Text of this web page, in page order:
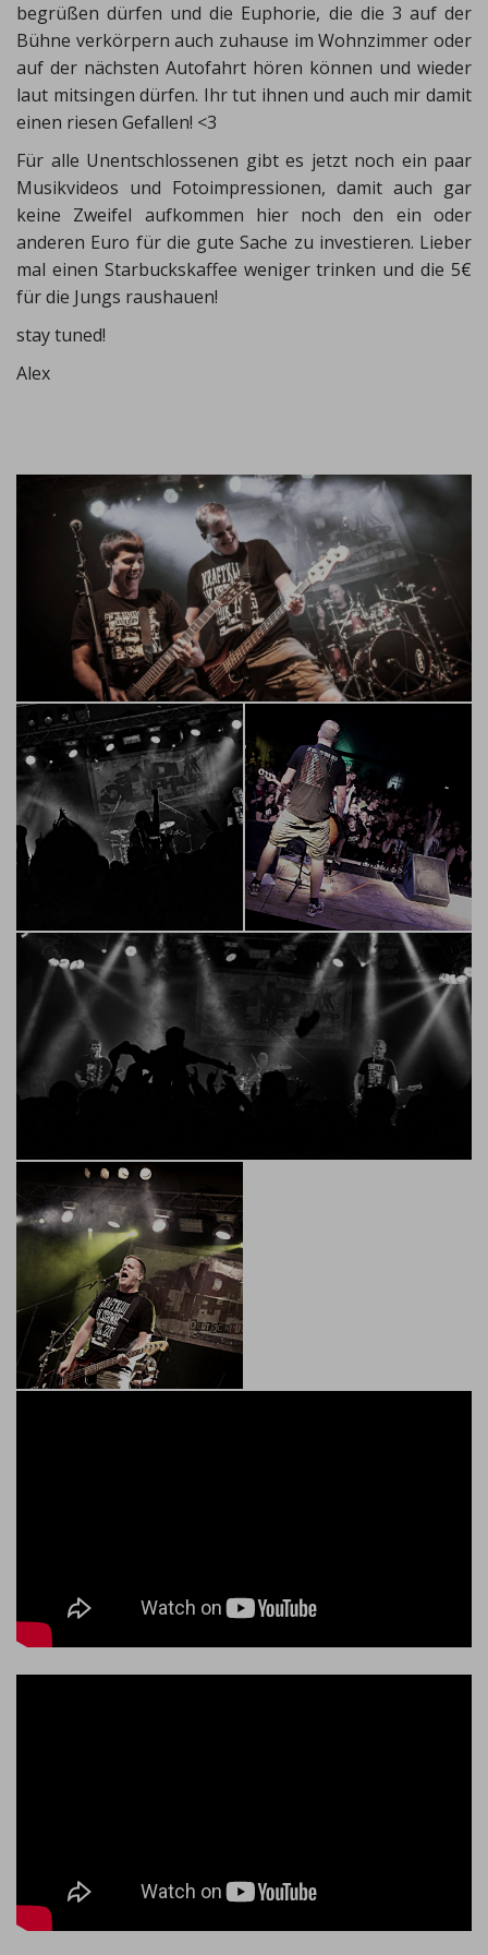
begrüßen dürfen und die Euphorie, die die 3 auf der
Bühne verkörpern auch zuhause im Wohnzimmer oder
auf der nächsten Autofahrt hören können und wieder
laut mitsingen dürfen. Ihr tut ihnen und auch mir damit
einen riesen Gefallen! <3
Für alle Unentschlossenen gibt es jetzt noch ein paar
Musikvideos und Fotoimpressionen, damit auch gar
keine Zweifel aufkommen hier noch den ein oder
anderen Euro für die gute Sache zu investieren. Lieber
mal einen Starbuckskaffee weniger trinken und die 5€
für die Jungs raushauen!
stay tuned!
Alex